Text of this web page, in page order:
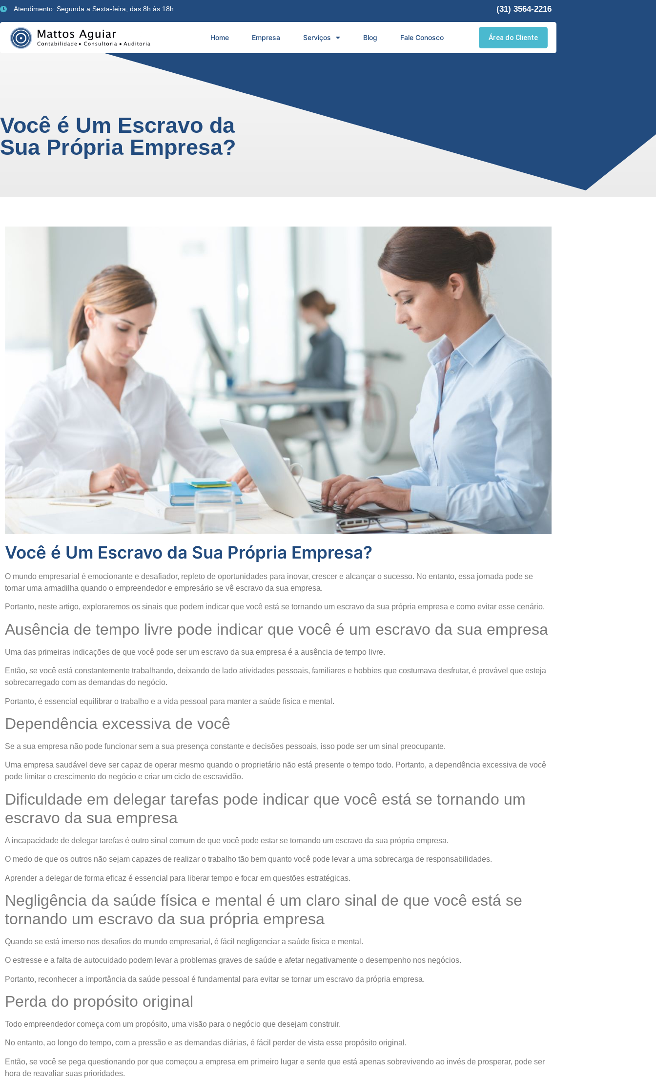
Atendimento: Segunda a Sexta-feira, das 8h às 18h (31) 3564-2216
Home Empresa Serviços Blog Fale Conosco Área do Cliente
Você é Um Escravo da
Sua Própria Empresa?
Você é Um Escravo da Sua Própria Empresa?
O mundo empresarial é emocionante e desafiador, repleto de oportunidades para inovar, crescer e alcançar o sucesso. No entanto, essa jornada pode se
tornar uma armadilha quando o empreendedor e empresário se vê escravo da sua empresa.
Portanto, neste artigo, exploraremos os sinais que podem indicar que você está se tornando um escravo da sua própria empresa e como evitar esse cenário.
Ausência de tempo livre pode indicar que você é um escravo da sua empresa
Uma das primeiras indicações de que você pode ser um escravo da sua empresa é a ausência de tempo livre.
Então, se você está constantemente trabalhando, deixando de lado atividades pessoais, familiares e hobbies que costumava desfrutar, é provável que esteja
sobrecarregado com as demandas do negócio.
Portanto, é essencial equilibrar o trabalho e a vida pessoal para manter a saúde física e mental.
Dependência excessiva de você
Se a sua empresa não pode funcionar sem a sua presença constante e decisões pessoais, isso pode ser um sinal preocupante.
Uma empresa saudável deve ser capaz de operar mesmo quando o proprietário não está presente o tempo todo. Portanto, a dependência excessiva de você
pode limitar o crescimento do negócio e criar um ciclo de escravidão.
Dificuldade em delegar tarefas pode indicar que você está se tornando um
escravo da sua empresa
A incapacidade de delegar tarefas é outro sinal comum de que você pode estar se tornando um escravo da sua própria empresa.
O medo de que os outros não sejam capazes de realizar o trabalho tão bem quanto você pode levar a uma sobrecarga de responsabilidades.
Aprender a delegar de forma eficaz é essencial para liberar tempo e focar em questões estratégicas.
Negligência da saúde física e mental é um claro sinal de que você está se
tornando um escravo da sua própria empresa
Quando se está imerso nos desafios do mundo empresarial, é fácil negligenciar a saúde física e mental.
O estresse e a falta de autocuidado podem levar a problemas graves de saúde e afetar negativamente o desempenho nos negócios.
Portanto, reconhecer a importância da saúde pessoal é fundamental para evitar se tornar um escravo da própria empresa.
Perda do propósito original
Todo empreendedor começa com um propósito, uma visão para o negócio que desejam construir.
No entanto, ao longo do tempo, com a pressão e as demandas diárias, é fácil perder de vista esse propósito original.
Então, se você se pega questionando por que começou a empresa em primeiro lugar e sente que está apenas sobrevivendo ao invés de prosperar, pode ser
hora de reavaliar suas prioridades.